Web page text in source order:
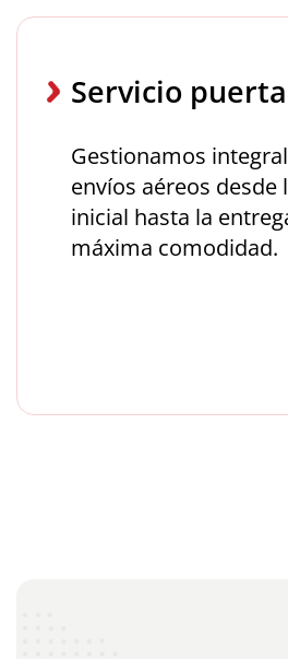
Servicio
Gestionamos
envíos aéreos desde
inicial hasta la
máxima comodidad.